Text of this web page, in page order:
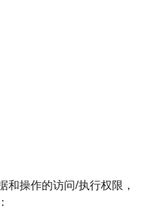
和操作的访问/执行权限，